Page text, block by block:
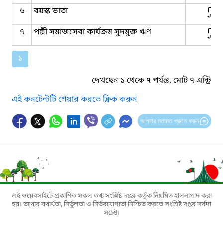
৬
বয়স্ক ভাতা
৭
পল্লী সমাজসেবা কার্যক্রম সুদমুক্ত ঋণ
১
দেখছেন ১ থেকে ৭ পর্যন্ত, মোট ৭ এন্ট্রি
এই কনটেন্টটি শেয়ার করতে ক্লিক করুন
আপনার মতামত প্রদান করুন
এই ওয়েবসাইটে প্রকাশিত সকল তথ্য সংশ্লিষ্ট দপ্তর কর্তৃক নিয়মিত হালনাগাদ করা
হয়। তথ্যের যথার্থতা, নির্ভুলতা ও নির্ভরযোগ্যতা নিশ্চিত করতে সংশ্লিষ্ট দপ্তর সর্বদা
সচেষ্ট।